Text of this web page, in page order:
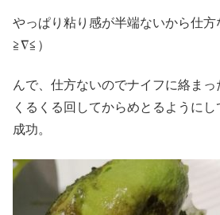
やっぱり粘り感が半端ないから仕方
≧∇≦）
んで、仕方ないのでナイフに絡ま
くるくる回してからめとるように
成功。